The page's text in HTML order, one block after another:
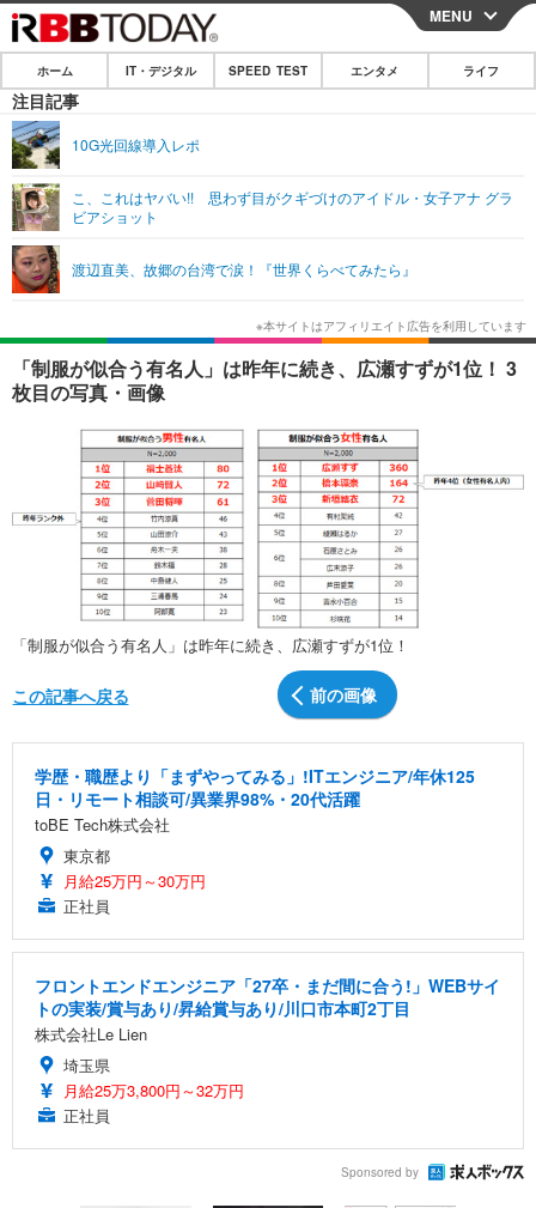
CLOSE
ホーム
IT・デジタル
ネタ
ショッピング その他
SPEED TEST
エンタメ
エンタメTOP 映画・ドラマ
韓国・芸能
音楽 スポーツ
ショッピング その他
ライフ
ライフTOP グルメ
ペット ショッピング
その他
リリース一覧
プッシュ通知の停止方法
MENU
ホーム IT・デジタル SPEED TEST エンタメ ライフ
注目記事
10G光回線導入レポ
こ、これはヤバい!! 思わず目がクギづけのアイドル・女子アナ グラ
ビアショット
渡辺直美、故郷の台湾で涙！『世界くらべてみたら』
「制服が似合う有名人」は昨年に続き、広瀬すずが1位！ 3
枚目の写真・画像
「制服が似合う有名人」は昨年に続き、広瀬すずが1位！
前の画像
この記事へ戻る
学歴・職歴より「まずやってみる」!ITエンジニア/年休125
日・リモート相談可/異業界98%・20代活躍
toBE Tech株式会社
東京都
月給25万円～30万円
正社員
フロントエンドエンジニア「27卒・まだ間に合う!」WEBサイ
トの実装/賞与あり/昇給賞与あり/川口市本町2丁目
株式会社Le Lien
埼玉県
月給25万3,800円～32万円
正社員
Sponsored by